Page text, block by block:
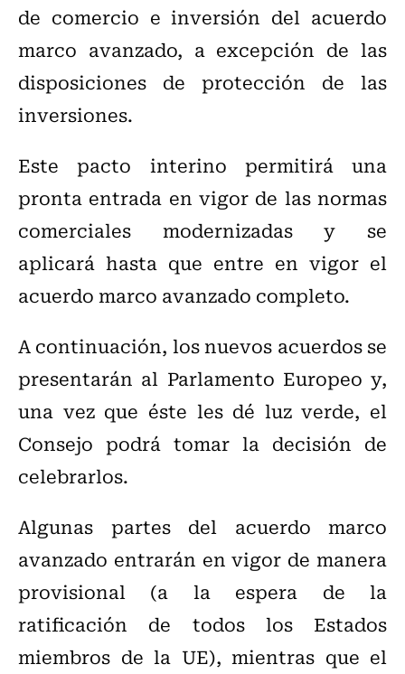
de comercio e inversión del acuerdo
marco avanzado, a excepción de las
disposiciones de protección de las
inversiones.
Este pacto interino permitirá una
pronta entrada en vigor de las normas
comerciales modernizadas y se
aplicará hasta que entre en vigor el
acuerdo marco avanzado completo.
A continuación, los nuevos acuerdos se
presentarán al Parlamento Europeo y,
una vez que éste les dé luz verde, el
Consejo podrá tomar la decisión de
celebrarlos.
Algunas partes del acuerdo marco
avanzado entrarán en vigor de manera
provisional (a la espera de la
ratificación de todos los Estados
miembros de la UE), mientras que el